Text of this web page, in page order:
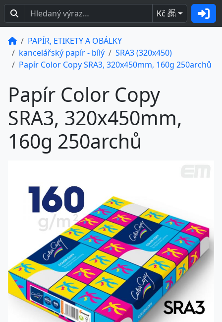
Kč BEZ
DPH
PAPÍR, ETIKETY A OBÁLKY
kancelářský papír - bílý
SRA3 (320x450)
Papír Color Copy SRA3, 320x450mm, 160g 250archů
Papír Color Copy
SRA3, 320x450mm,
160g 250archů